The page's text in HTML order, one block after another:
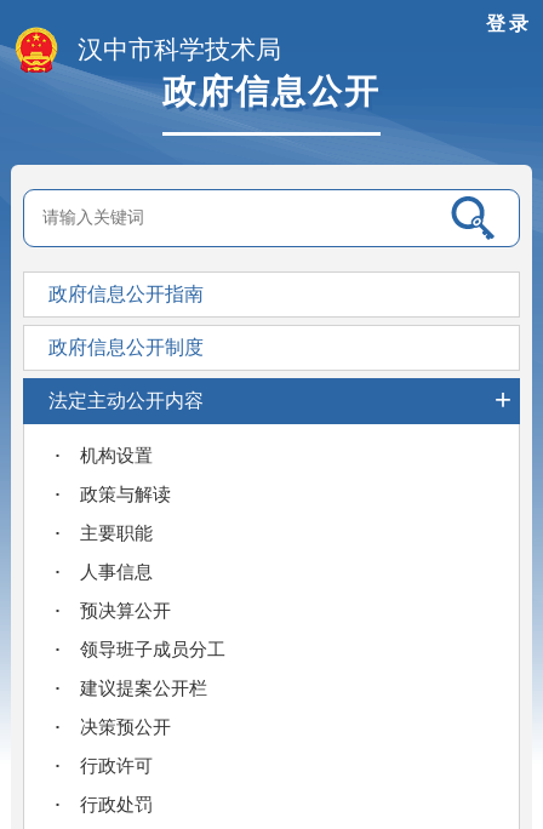
登录
汉中市科学技术局
政府信息公开
政府信息公开指南
政府信息公开制度
法定主动公开内容 +
机构设置
政策与解读
主要职能
人事信息
预决算公开
领导班子成员分工
建议提案公开栏
决策预公开
行政许可
行政处罚